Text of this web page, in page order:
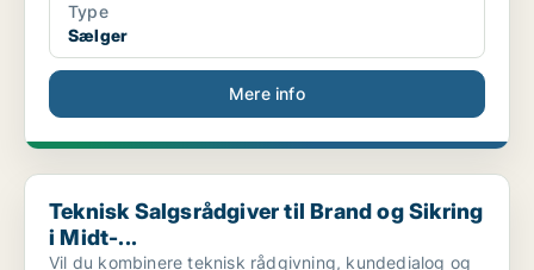
Type
Sælger
Mere info
Teknisk Salgsrådgiver til Brand og Sikring i Midt-...
Teknisk Salgsrådgiver til Brand og Sikring
i Midt-...
Vil du kombinere teknisk rådgivning, kundedialog og